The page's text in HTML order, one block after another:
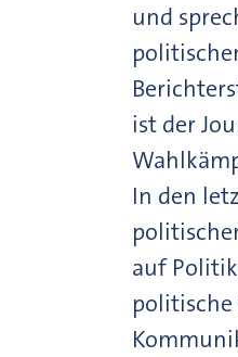
und
ist der
In den
auf